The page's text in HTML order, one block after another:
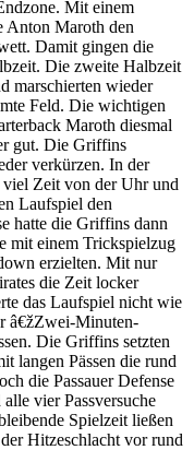
Mit einem
Anton Maroth den
Damit gingen die
Die zweite Halbzeit
marschierten wieder
Feld. Die wichtigen
Maroth diesmal
gut. Die Griffins
verkürzen. In der
viel Zeit von der Uhr und
Laufspiel den
hatte die Griffins dann
mit einem Trickspielzug
erzielten. Mit nur
die Zeit locker
das Laufspiel nicht wie
â€žZwei-Minuten-
Die Griffins setzten
langen Pässen die rund
die Passauer Defense
vier Passversuche
Spielzeit ließen
Hitzeschlacht vor rund